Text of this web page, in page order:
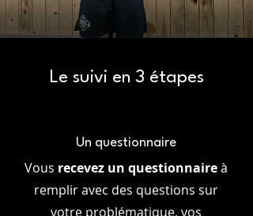
Le suivi en 3 étapes
Un questionnaire
Vous recevez un questionnaireà
remplir avec des questions sur
votre problématique, vos